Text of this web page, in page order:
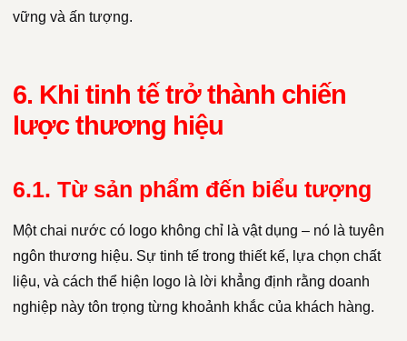
vững và ấn tượng.
6. Khi tinh tế trở thành chiến
lược thương hiệu
6.1. Từ sản phẩm đến biểu tượng
Một chai nước có logo không chỉ là vật dụng – nó là tuyên
ngôn thương hiệu. Sự tinh tế trong thiết kế, lựa chọn chất
liệu, và cách thể hiện logo là lời khẳng định rằng doanh
nghiệp này tôn trọng từng khoảnh khắc của khách hàng.